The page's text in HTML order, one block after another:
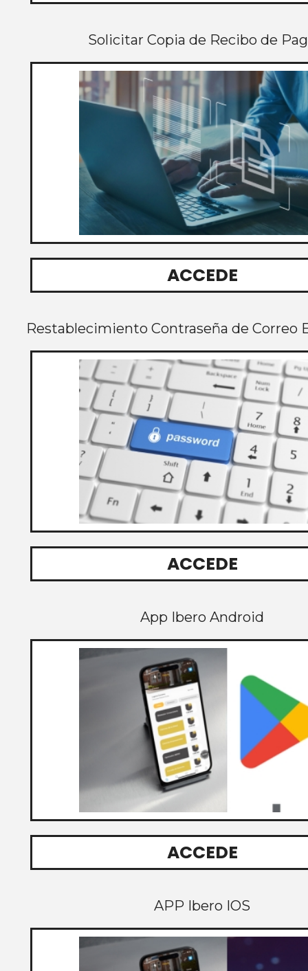
Solicitar Copia de Recibo de
ACCEDE
Restablecimiento Contraseña de Correo
ACCEDE
App Ibero Android
ACCEDE
APP Ibero IOS